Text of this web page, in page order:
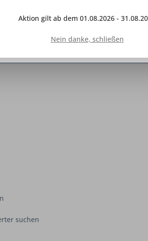
suchen
Aktion gilt ab dem 01.08.2026 -
Nein danke, schließen
Ihrer Zustimmung gesetzt.Mehr
Konfigurieren Alle